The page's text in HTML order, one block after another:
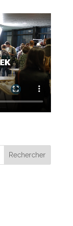
Rechercher